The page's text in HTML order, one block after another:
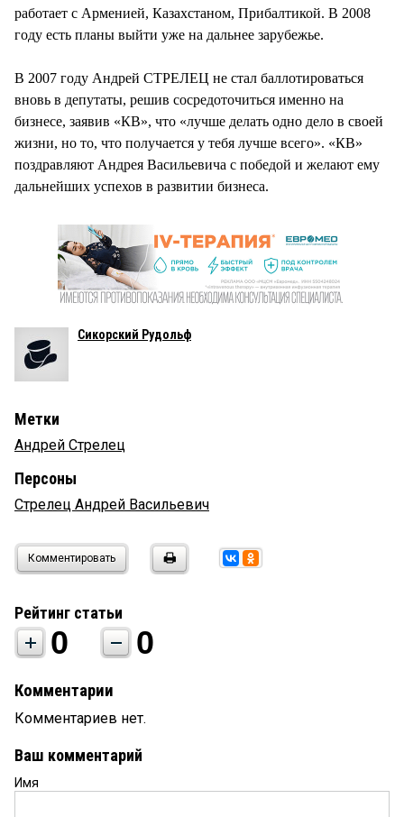
работает с Арменией, Казахстаном, Прибалтикой. В 2008
году есть планы выйти уже на дальнее зарубежье.
В 2007 году Андрей СТРЕЛЕЦ не стал баллотироваться
вновь в депутаты, решив сосредоточиться именно на
бизнесе, заявив «КВ», что «лучше делать одно дело в своей
жизни, но то, что получается у тебя лучше всего». «КВ»
поздравляют Андрея Васильевича с победой и желают ему
дальнейших успехов в развитии бизнеса.
Сикорский Рудольф
Метки
Андрей Стрелец
Персоны
Стрелец Андрей Васильевич
Комментировать
Рейтинг статьи
0 0
Комментарии
Комментариев нет.
Ваш комментарий
Имя